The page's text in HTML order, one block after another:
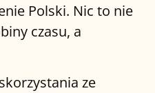
Polski. Nic to nie
czasu, a
ze